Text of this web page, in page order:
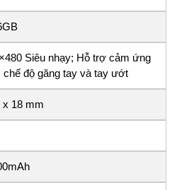
Siêu nhạy; Hỗ trợ cảm ứng
chế độ găng tay và tay ướt
x 18 mm